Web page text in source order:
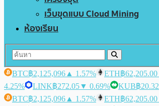
เว็บขุดแบบ Cloud Mining
ห้องเรียน
BTC฿2,125,096 ▲ 1.57% ETH฿62,205.00
4.25%
LINK฿272.05▼ 0.69% KUB฿20.32
BTC฿2,125,096 ▲ 1.57% ETH฿62,205.00